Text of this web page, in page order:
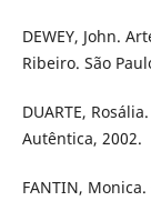
DEWEY, John.
Ribeiro. São
DUARTE,
Autêntica, 2002.
FANTIN,